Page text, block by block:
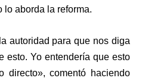
lo aborda la reforma.
autoridad para que nos diga
esto. Yo entendería que esto
directo», comentó haciendo